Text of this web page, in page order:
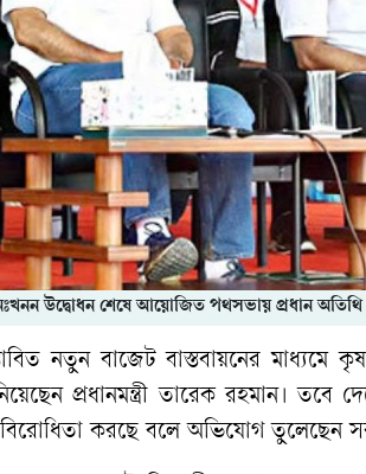
উদ্বোধন শেষে আয়োজিত পথসভায় প্রধান অতিথি
নতুন বাজেট বাস্তবায়নের মাধ্যমে
প্রধানমন্ত্রী তারেক রহমান। তবে
করছে বলে অভিযোগ তুলেছেন